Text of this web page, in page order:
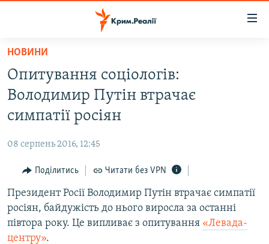
Перейти
основного
матеріалу
до
основної
навігації
Перейти
пошуку
ВОДА.КРИМ
ВІДЕО ТА ФОТО
БЛОГИ
ПОГЛЯД
ІНТЕРВ'Ю
ВСЕ ЗА ДЕНЬ
СПЕЦПРОЕКТИ
НОВИНИ
Опитування соціологів:
Володимир Путін втрачає
симпатії росіян
08 серпень 2016, 12:45
Поділитись Читати без VPN
Президент Росії Володимир Путін втрачає симпатії
росіян, байдужість до нього виросла за останні
півтора року. Це випливає з опитування «Левада-
центру».